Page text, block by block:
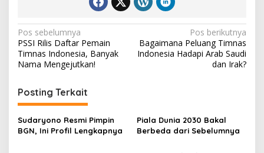
Navigasi
pos
Pos sebelumnya
PSSI Rilis Daftar Pemain
Timnas Indonesia, Banyak
Nama Mengejutkan!
Pos berikutnya
Bagaimana Peluang Timnas
Indonesia Hadapi Arab Saudi
dan Irak?
Posting Terkait
Sudaryono Resmi Pimpin
BGN, Ini Profil Lengkapnya
Piala Dunia 2030 Bakal
Berbeda dari Sebelumnya